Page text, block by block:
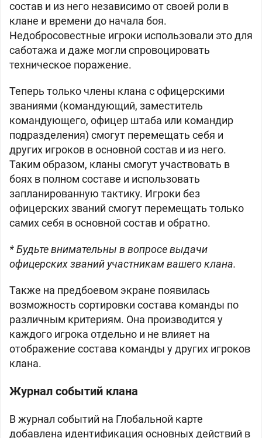
состав и из него независимо от своей роли в
клане и времени до начала боя.
Недобросовестные игроки использовали это для
саботажа и даже могли спровоцировать
техническое поражение.
Теперь только члены клана с офицерскими
званиями (командующий, заместитель
командующего, офицер штаба или командир
подразделения) смогут перемещать себя и
других игроков в основной состав и из него.
Таким образом, кланы смогут участвовать в
боях в полном составе и использовать
запланированную тактику. Игроки без
офицерских званий смогут перемещать только
самих себя в основной состав и обратно.
* Будьте внимательны в вопросе выдачи
офицерских званий участникам вашего клана.
Также на предбоевом экране появилась
возможность сортировки состава команды по
различным критериям. Она производится у
каждого игрока отдельно и не влияет на
отображение состава команды у других игроков
клана.
Журнал событий клана
В журнал событий на Глобальной карте
добавлена идентификация основных действий в